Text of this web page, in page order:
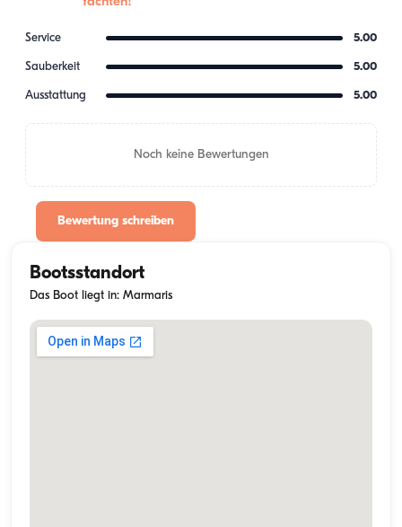
Service 5.00
Sauberkeit 5.00
Ausstattung 5.00
Noch keine Bewertungen
Bewertung schreiben
Bootsstandort
Das Boot liegt in: Marmaris